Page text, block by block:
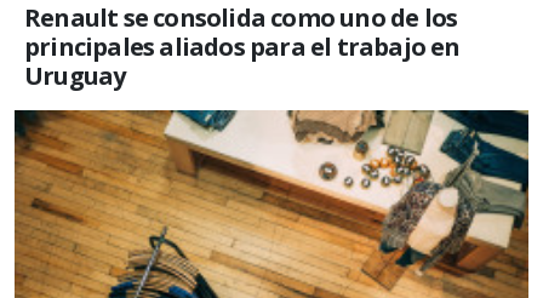
Renault se consolida como uno de los
principales aliados para el trabajo en
Uruguay